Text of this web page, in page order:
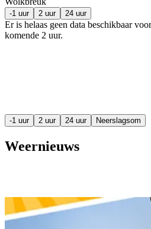
-1 uur 2 uur 24 uur
Er is helaas geen data beschikbaar
komende 2 uur.
-1 uur 2 uur 24 uur Neerslagsom
Weernieuws